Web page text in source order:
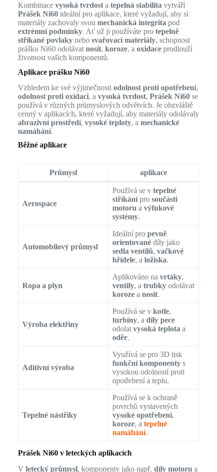
Kombinace vysoká tvrdosta tepelná stabilita vytváří
Prášek Ni60ideální pro aplikace, které vyžadují, aby si
materiály zachovaly svou mechanická integrita pod
extrémní podmínky. Ať už ji používáte pro tepelně
stříkané povlakynebo svařovací materiály, schopnost
prášku Ni60 odolávat nosit, koroze, a oxidaceprodlouží
životnost vašich komponentů.
Aplikace prášku Ni60
Vzhledem ke své výjimečnosti odolnost proti opotřebení,
odolnost proti oxidaci, a vysoká tvrdost, Prášek Ni60se
používá v různých průmyslových odvětvích. Je obzvláště
cenný v aplikacích, které vyžadují, aby materiály odolávaly
abrazivní prostředí, vysoké teploty, a mechanické
namáhání.
Běžné aplikace
Průmysl aplikace
Aerospace
Používá se v tepelné
stříkánípro součásti
motoru a výfukové
systémy.
Automobilový průmysl
Ideální pro pevně
orientovanédíly jako
sedla ventilů, vačkové
hřídele, a ložiska.
Ropa a plyn
Aplikováno na vrtáky,
ventily, a trubkyodolávat
korozea nosit.
Výroba elektřiny
Používá se v kotle,
turbíny, a díly pece
odolat vysoká teplota a
oděr.
Aditivní výroba
Využívá se pro 3D tisk
funkční komponentys
vysokou odolností proti
opotřebení a teplu.
Tepelné nástřiky
Používá se k ochraně
povrchů vystavených
vysoké opotřebení,
koroze, a tepelné
namáhání.
Prášek Ni60 v leteckých aplikacích
V letecký průmysl, komponenty jako např. díly motoru a